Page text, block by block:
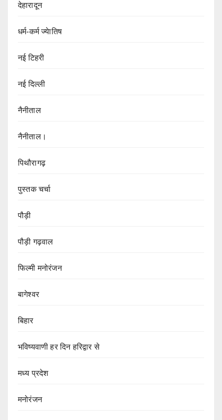
देहारादून
धर्म-कर्म ज्येातिष
नई टिहरी
नई दिल्ली
नैनीताल
नैनीताल।
पिथौरागढ़
पुस्तक चर्चा
पौड़ी
पौड़ी गढ़वाल
फिल्मी मनोरंजन
बागेश्वर
बिहार
भविष्यवाणी हर दिन हरिद्वार से
मध्य प्रदेश
मनोरंजन